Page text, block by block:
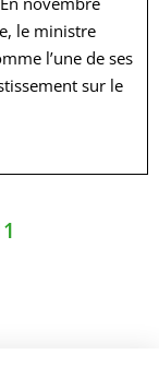
le ministre
l’une de ses
sur le